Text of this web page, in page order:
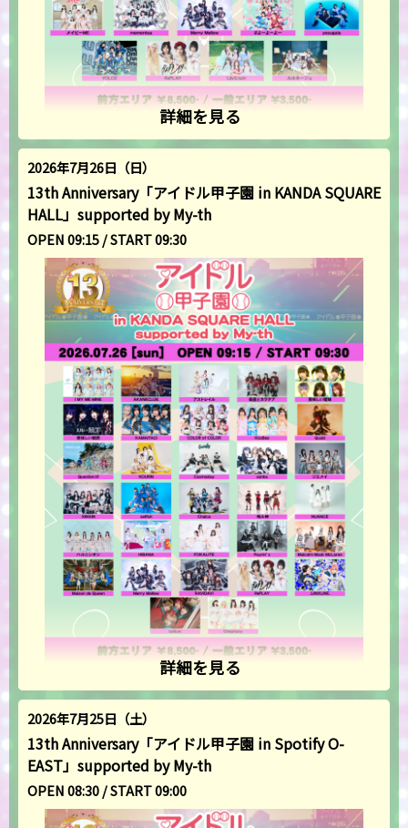
詳細を見る
2026年7月26日（日）
13th Anniversary「アイドル甲子園 in KANDA SQUARE
HALL」supported by My-th
OPEN 09:15 / START 09:30
詳細を見る
2026年7月25日（土）
13th Anniversary「アイドル甲子園 in Spotify O-
EAST」supported by My-th
OPEN 08:30 / START 09:00